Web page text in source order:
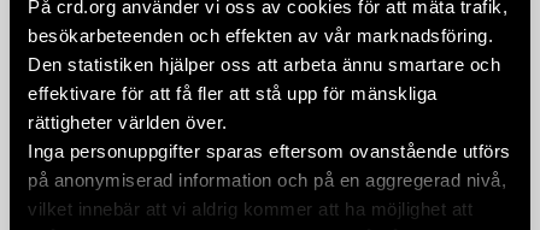
På crd.org använder vi oss av cookies för att mäta trafik,
besökarbeteenden och effekten av vår marknadsföring.
Den statistiken hjälper oss att arbeta ännu smartare och
effektivare för att få fler att stå upp för mänskliga
rättigheter världen över.
Inga personuppgifter sparas eftersom ovanstående utförs
på anonymiserad information och på en aggregerad nivå,
vilket innebär att vi aldrig kommer att ha möjlighet att
Människorättsförsvarare döms för
medhjälp till terrorism